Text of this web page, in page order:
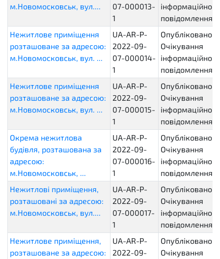
м.Новомосковськ, вул....
07-000013-
1
інформаційного
повідомлення
Нежитлове приміщення
розташоване за адресою:
м.Новомосковськ, вул. ...
UA-AR-P-
2022-09-
07-000014-
1
Опубліковано.
Очікування
інформаційного
повідомлення
Нежитлове приміщення
розташоване за адресою:
м.Новомосковськ, вул. ...
UA-AR-P-
2022-09-
07-000015-
1
Опубліковано.
Очікування
інформаційного
повідомлення
Окрема нежитлова
будівля, розташована за
адресою:
м.Новомосковськ, ...
UA-AR-P-
2022-09-
07-000016-
1
Опубліковано.
Очікування
інформаційного
повідомлення
Нежитлові приміщення,
розташовані за адресою:
м.Новомосковськ, вул....
UA-AR-P-
2022-09-
07-000017-
1
Опубліковано.
Очікування
інформаційного
повідомлення
Нежитлове приміщення,
розташоване за адресою:
UA-AR-P-
2022-09-
Опубліковано.
Очікування